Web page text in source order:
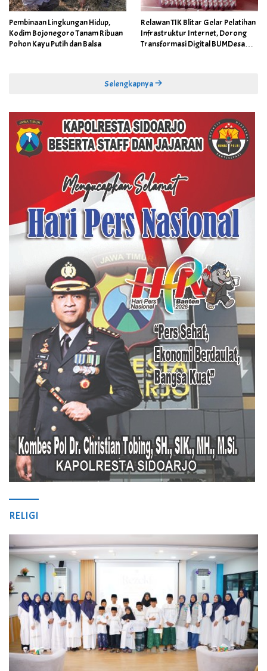
Pembinaan Lingkungan Hidup,
Kodim Bojonegoro Tanam Ribuan
Pohon Kayu Putih dan Balsa
Relawan TIK Blitar Gelar Pelatihan
Infrastruktur Internet, Dorong
Transformasi Digital BUMDesa
Selengkapnya
RELIGI